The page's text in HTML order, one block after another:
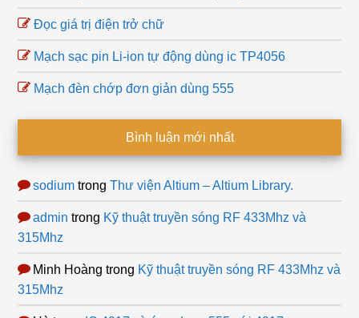
Đọc giá trị điện trở chữ
Mạch sạc pin Li-ion tự động dùng ic TP4056
Mạch đèn chớp đơn giản dùng 555
Bình luận mới nhất
sodium trongThư viện Altium – Altium Library.
admin trong Kỹ thuật truyền sóng RF 433Mhz và
315Mhz
Minh Hoàng trong Kỹ thuật truyền sóng RF 433Mhz và
315Mhz